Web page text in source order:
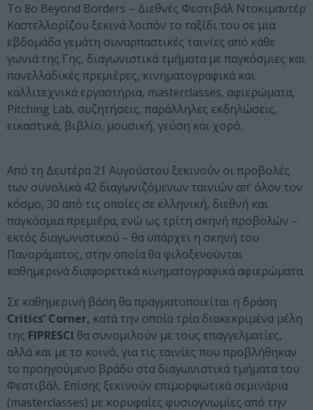
Το 8ο Beyond Borders – Διεθνές Φεστιβάλ Ντοκιμαντέρ
Καστελλορίζου ξεκινά λοιπόν το ταξίδι του σε μια
εβδομάδα γεμάτη συναρπαστικές ταινίες από κάθε
γωνιά της Γης, διαγωνιστικά τμήματα με παγκόσμιες και
πανελλαδικές πρεμιέρες, κινηματογραφικά και
καλλιτεχνικά εργαστήρια, masterclasses, αφιερώματα,
Pitching Lab, συζητήσεις, παράλληλες εκδηλώσεις,
εικαστικά, βιβλίο, μουσική, γεύση και χορό.
Από τη Δευτέρα 21 Αυγούστου ξεκινούν οι προβολές
των συνολικά 42 διαγωνιζόμενων ταινιών απ’ όλον τον
κόσμο, 30 από τις οποίες σε ελληνική, διεθνή και
παγκόσμια πρεμιέρα, ενώ ως τρίτη σκηνή προβολών –
εκτός διαγωνιστικού – θα υπάρχει η σκηνή του
Πανοράματος, στην οποία θα φιλοξενούνται
καθημερινά διαφορετικά κινηματογραφικά αφιερώματα.
Σε καθημερινή βάση θα πραγματοποιείται η δράση
Critics’ Corner, κατά την οποία τρία διακεκριμένα μέλη
της FIPRESCI θα συνομιλούν με τους επαγγελματίες,
αλλά και με το κοινό, για τις ταινίες που προβλήθηκαν
το προηγούμενο βράδυ στα διαγωνιστικά τμήματα του
Φεστιβάλ. Επίσης ξεκινούν επιμορφωτικά σεμινάρια
(masterclasses) με κορυφαίες φυσιογνωμίες από την